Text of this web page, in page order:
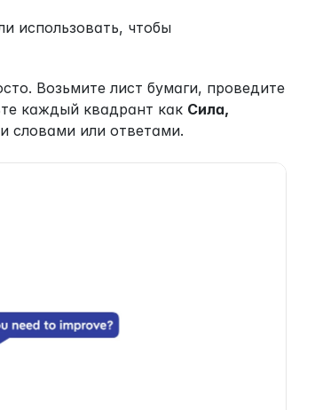
использовать, чтобы
Возьмите лист бумаги, проведите
каждый квадрант как Сила,
словами или ответами.